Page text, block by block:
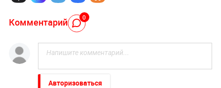
Комментарий 0
Авторизоваться